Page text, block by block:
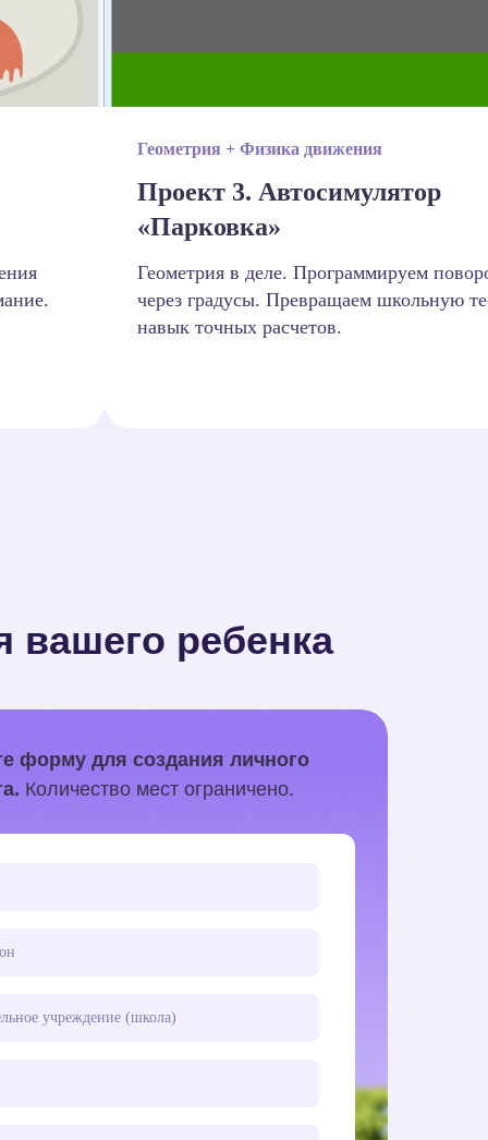
Геометрия + Физика движения
Проект 3. Автосимулятор
«Парковка»
Геометрия в деле. Программируем
через градусы. Превращаем школьную
навык точных расчетов.
вашего ребенка
форму для создания личного
Количество мест ограничено.